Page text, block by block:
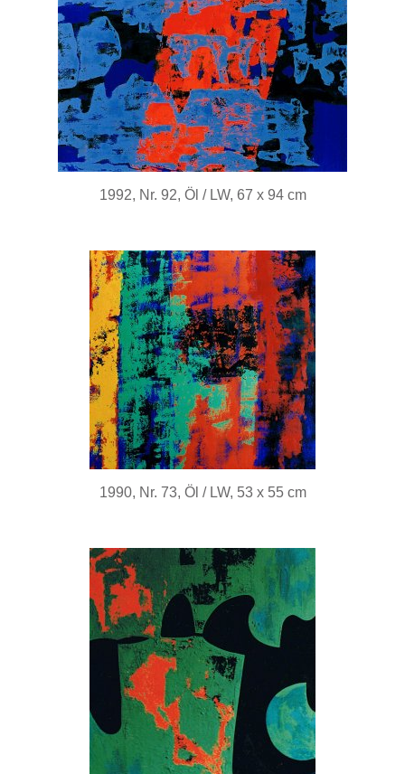
1992, Nr. 92, Öl / LW, 67 x 94 cm
1990, Nr. 73, Öl / LW, 53 x 55 cm